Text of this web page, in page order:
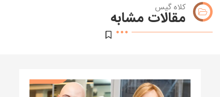
کلاه گیس
مقالات مشابه